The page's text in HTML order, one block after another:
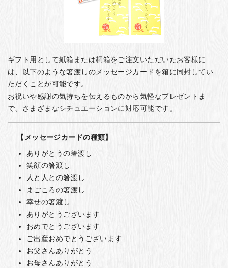
ギフト用として紙箱または桐箱をご注文いただいたお客様に
は、以下のような箸渡しのメッセージカードを箱に同封してい
ただくことが可能です。
お祝いや感謝の気持ちを伝えるものから気軽なプレゼントま
で、さまざまなシチュエーションに対応可能です。
【メッセージカードの種類】
ありがとうの箸渡し
笑顔の箸渡し
人と人との箸渡し
まごころの箸渡し
幸せの箸渡し
ありがとうございます
おめでとうございます
ご出産おめでとうございます
お父さんありがとう
お母さんありがとう